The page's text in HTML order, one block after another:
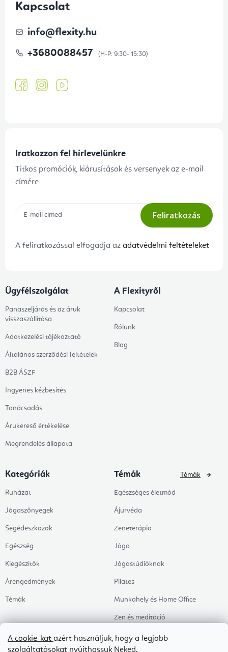
A cookie-kat azért használjuk, hogy a legjobb
szolgáltatásokat nyújthassuk Neked.
Kapcsolat
info@flexity.hu
+3680088457
Iratkozzon fel hírlevelünkre
Titkos promóciók, kiárusítások és versenyek az e-mail
címére
Feliratkozás
A feliratkozással elfogadja az adatvédelmi feltételeket
Ügyfélszolgálat
Panaszeljárás és az áruk
visszaszállítása
Adatkezelési tájékoztató
Általános szerződési feltételek
B2B ÁSZF
Ingyenes kézbesítés
Tanácsadás
Árukereső értékelése
Megrendelés állapota
A Flexityről
Kapcsolat
Rólunk
Blog
Kategóriák
Ruházat
Jógaszőnyegek
Segédeszközök
Egészség
Kiegészítők
Árengedmények
Témák
Témák
Egészséges életmód
Ájurvéda
Zeneterápia
Jóga
Jógastúdióknak
Pilates
Munkahely és Home Office
Zen és meditáció
Aromaterápia
Témák